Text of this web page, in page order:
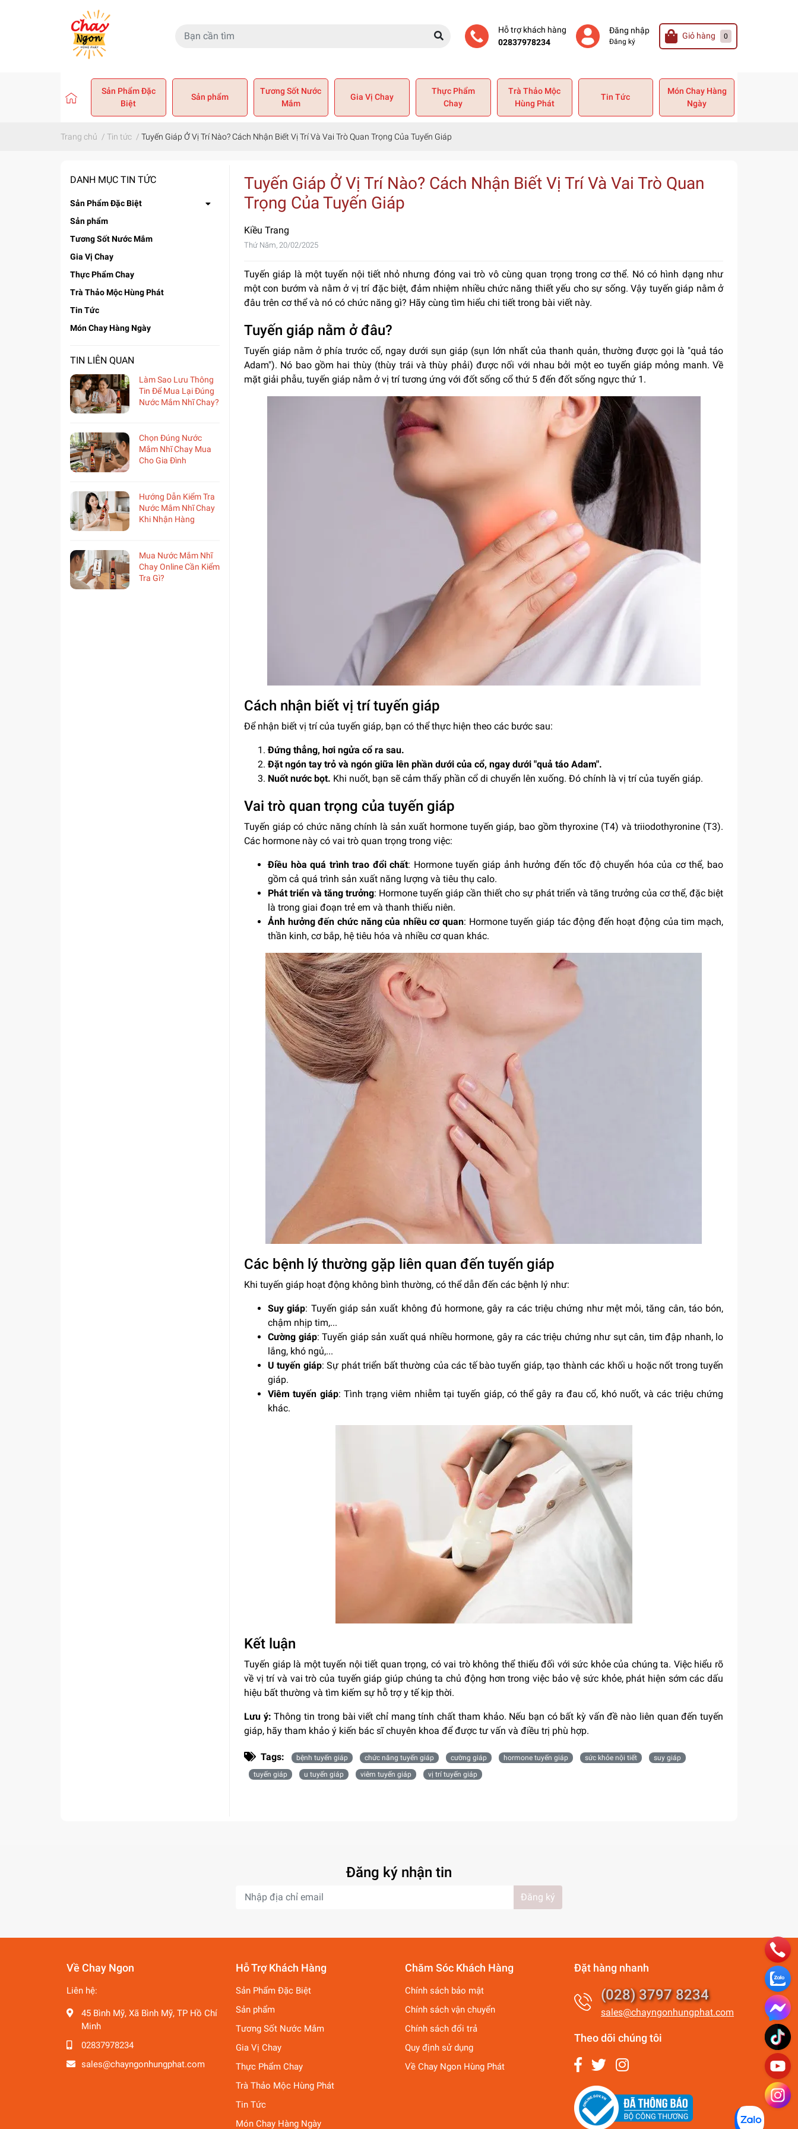
Hỗ trợ khách hàng
02837978234
Đăng nhập
Đăng ký
Giỏ hàng 0
Sản Phẩm Đặc
Biệt
Sản phẩm
Tương Sốt Nước
Mắm
Gia Vị Chay
Thực Phẩm
Chay
Trà Thảo Mộc
Hùng Phát
Tin Tức
Món Chay Hàng
Ngày
Trang chủ / Tin tức / Tuyến Giáp Ở Vị Trí Nào? Cách Nhận Biết Vị Trí Và Vai Trò Quan Trọng Của Tuyến Giáp
DANH MỤC TIN TỨC
Sản Phẩm Đặc Biệt
Sản phẩm
Tương Sốt Nước Mắm
Gia Vị Chay
Thực Phẩm Chay
Trà Thảo Mộc Hùng Phát
Tin Tức
Món Chay Hàng Ngày
TIN LIÊN QUAN
Làm Sao Lưu Thông
Tin Để Mua Lại Đúng
Nước Mắm Nhĩ Chay?
Chọn Đúng Nước
Mắm Nhĩ Chay Mua
Cho Gia Đình
Hướng Dẫn Kiểm Tra
Nước Mắm Nhĩ Chay
Khi Nhận Hàng
Mua Nước Mắm Nhĩ
Chay Online Cần Kiểm
Tra Gì?
Tuyến Giáp Ở Vị Trí Nào? Cách Nhận Biết Vị Trí Và Vai Trò Quan
Trọng Của Tuyến Giáp
Kiều Trang
Thứ Năm, 20/02/2025
Tuyến giáp là một tuyến nội tiết nhỏ nhưng đóng vai trò vô cùng quan trọng trong cơ thể. Nó có hình dạng như
một con bướm và nằm ở vị trí đặc biệt, đảm nhiệm nhiều chức năng thiết yếu cho sự sống. Vậy tuyến giáp nằm ở
đâu trên cơ thể và nó có chức năng gì? Hãy cùng tìm hiểu chi tiết trong bài viết này.
Tuyến giáp nằm ở đâu?
Tuyến giáp nằm ở phía trước cổ, ngay dưới sụn giáp (sụn lớn nhất của thanh quản, thường được gọi là "quả táo
Adam"). Nó bao gồm hai thùy (thùy trái và thùy phải) được nối với nhau bởi một eo tuyến giáp mỏng manh. Về
mặt giải phẫu, tuyến giáp nằm ở vị trí tương ứng với đốt sống cổ thứ 5 đến đốt sống ngực thứ 1.
Cách nhận biết vị trí tuyến giáp
Để nhận biết vị trí của tuyến giáp, bạn có thể thực hiện theo các bước sau:
Đứng thẳng, hơi ngửa cổ ra sau.
Đặt ngón tay trỏ và ngón giữa lên phần dưới của cổ, ngay dưới "quả táo Adam".
Nuốt nước bọt. Khi nuốt, bạn sẽ cảm thấy phần cổ di chuyển lên xuống. Đó chính là vị trí của tuyến giáp.
Vai trò quan trọng của tuyến giáp
Tuyến giáp có chức năng chính là sản xuất hormone tuyến giáp, bao gồm thyroxine (T4) và triiodothyronine (T3).
Các hormone này có vai trò quan trọng trong việc:
Điều hòa quá trình trao đổi chất: Hormone tuyến giáp ảnh hưởng đến tốc độ chuyển hóa của cơ thể, bao
gồm cả quá trình sản xuất năng lượng và tiêu thụ calo.
Phát triển và tăng trưởng: Hormone tuyến giáp cần thiết cho sự phát triển và tăng trưởng của cơ thể, đặc biệt
là trong giai đoạn trẻ em và thanh thiếu niên.
Ảnh hưởng đến chức năng của nhiều cơ quan: Hormone tuyến giáp tác động đến hoạt động của tim mạch,
thần kinh, cơ bắp, hệ tiêu hóa và nhiều cơ quan khác.
Các bệnh lý thường gặp liên quan đến tuyến giáp
Khi tuyến giáp hoạt động không bình thường, có thể dẫn đến các bệnh lý như:
Suy giáp: Tuyến giáp sản xuất không đủ hormone, gây ra các triệu chứng như mệt mỏi, tăng cân, táo bón,
chậm nhịp tim,...
Cường giáp: Tuyến giáp sản xuất quá nhiều hormone, gây ra các triệu chứng như sụt cân, tim đập nhanh, lo
lắng, khó ngủ,...
U tuyến giáp: Sự phát triển bất thường của các tế bào tuyến giáp, tạo thành các khối u hoặc nốt trong tuyến
giáp.
Viêm tuyến giáp: Tình trạng viêm nhiễm tại tuyến giáp, có thể gây ra đau cổ, khó nuốt, và các triệu chứng
khác.
Kết luận
Tuyến giáp là một tuyến nội tiết quan trọng, có vai trò không thể thiếu đối với sức khỏe của chúng ta. Việc hiểu rõ
về vị trí và vai trò của tuyến giáp giúp chúng ta chủ động hơn trong việc bảo vệ sức khỏe, phát hiện sớm các dấu
hiệu bất thường và tìm kiếm sự hỗ trợ y tế kịp thời.
Lưu ý: Thông tin trong bài viết chỉ mang tính chất tham khảo. Nếu bạn có bất kỳ vấn đề nào liên quan đến tuyến
giáp, hãy tham khảo ý kiến bác sĩ chuyên khoa để được tư vấn và điều trị phù hợp.
Tags: bệnh tuyến giáp chức năng tuyến giáp cường giáp hormone tuyến giáp sức khỏe nội tiết
suy giáp
tuyến giáp
u tuyến giáp viêm tuyến giáp vị trí tuyến giáp
Đăng ký nhận tin
Đăng ký
Về Chay Ngon
Liên hệ:
45 Bình Mỹ, Xã Bình Mỹ, TP Hồ Chí
Minh
02837978234
sales@chayngonhungphat.com
Hỗ Trợ Khách Hàng
Sản Phẩm Đặc Biệt
Sản phẩm
Tương Sốt Nước Mắm
Gia Vị Chay
Thực Phẩm Chay
Trà Thảo Mộc Hùng Phát
Tin Tức
Món Chay Hàng Ngày
Chăm Sóc Khách Hàng
Chính sách bảo mật
Chính sách vận chuyển
Chính sách đổi trả
Quy định sử dụng
Về Chay Ngon Hùng Phát
Đặt hàng nhanh
(028) 3797 8234
sales@chayngonhungphat.com
Theo dõi chúng tôi